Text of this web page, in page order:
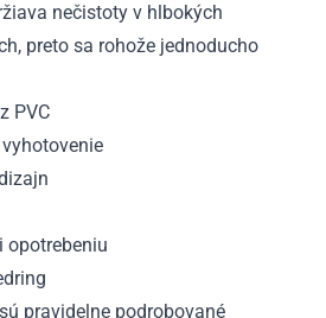
nečistoty v hlbokých
preto sa rohože jednoducho
PVC
opotrebeniu
pravidelne podrobované